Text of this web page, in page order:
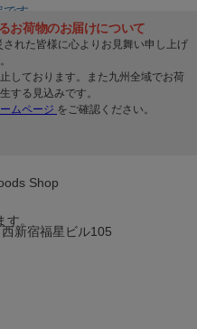
新宿福星ビル105
す。
お取寄せ商品は対象外
。